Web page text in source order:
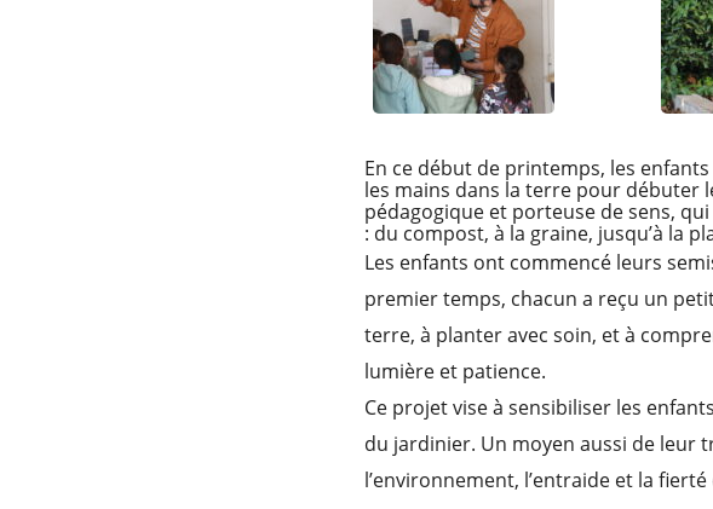
En ce début de printemps, les
les mains dans la terre pour débuter
pédagogique et porteuse de sens,
: du compost, à la graine, jusqu’à la
Les enfants ont commencé leurs
premier temps, chacun a reçu un
terre, à planter avec soin, et à
lumière et patience.
Ce projet vise à sensibiliser les
du jardinier. Un moyen aussi de leur
l’environnement, l’entraide et la